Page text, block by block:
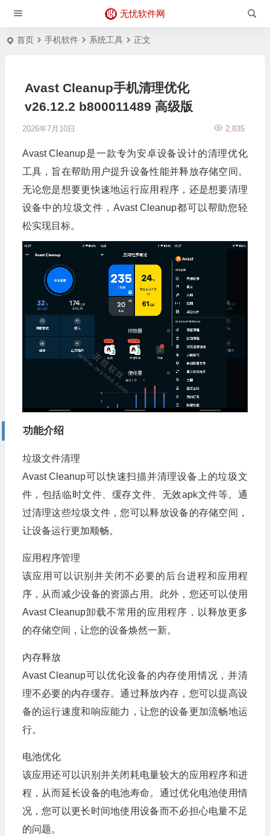
无忧软件网
首页 手机软件 系统工具 正文
Avast Cleanup手机清理优化
v26.12.2 b800011489 高级版
2026年7月10日 2,835
Avast Cleanup是一款专为安卓设备设计的清理优化
工具，旨在帮助用户提升设备性能并释放存储空间。
无论您是想要更快速地运行应用程序，还是想要清理
设备中的垃圾文件，Avast Cleanup都可以帮助您轻
松实现目标。
功能介绍
垃圾文件清理
Avast Cleanup可以快速扫描并清理设备上的垃圾文
件，包括临时文件、缓存文件、无效apk文件等。通
过清理这些垃圾文件，您可以释放设备的存储空间，
让设备运行更加顺畅。
应用程序管理
该应用可以识别并关闭不必要的后台进程和应用程
序，从而减少设备的资源占用。此外，您还可以使用
Avast Cleanup卸载不常用的应用程序，以释放更多
的存储空间，让您的设备焕然一新。
内存释放
Avast Cleanup可以优化设备的内存使用情况，并清
理不必要的内存缓存。通过释放内存，您可以提高设
备的运行速度和响应能力，让您的设备更加流畅地运
行。
电池优化
该应用还可以识别并关闭耗电量较大的应用程序和进
程，从而延长设备的电池寿命。通过优化电池使用情
况，您可以更长时间地使用设备而不必担心电量不足
的问题。